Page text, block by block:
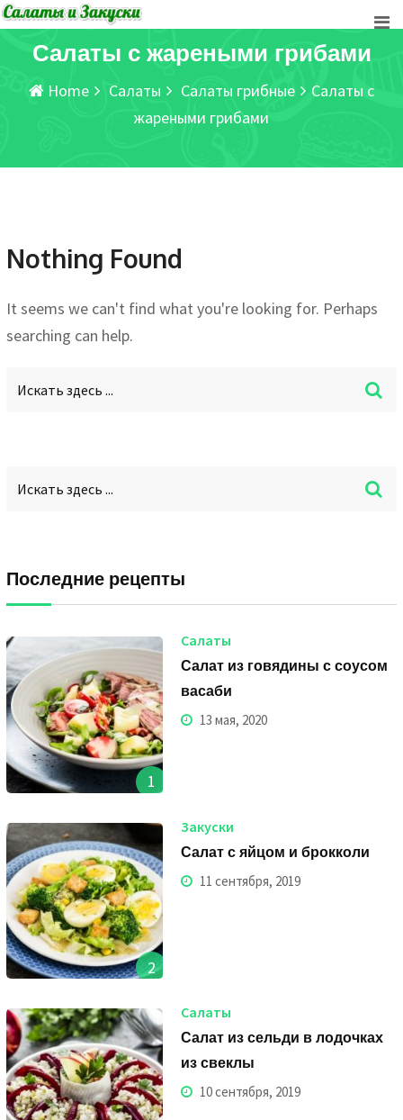
Skip
contentСалаты с жареными грибами
Home Салаты Салаты грибные
Салаты с
жареными грибами
Nothing Found
It seems we can't find what you're looking for. Perhaps
searching can help.
Последние рецепты
1
Салаты
Салат из говядины с соусом
васаби
13 мая, 2020
2
Закуски
Салат с яйцом и брокколи
11 сентября, 2019
Салаты
Салат из сельди в лодочках
из свеклы
10 сентября, 2019